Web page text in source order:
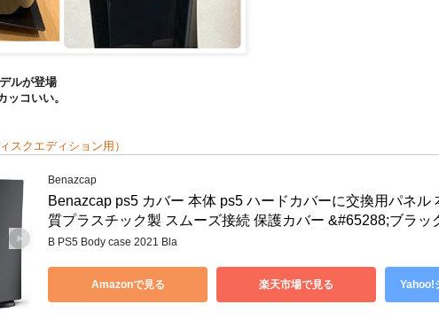
ルが登場
ッコいい。
スクエディション用）
Benazcap
Benazcap ps5 カバー 本体 ps5 ハードカバーに交換用パネル
質プラスチック製 スムーズ接続 保護カバー &#65288;ブラッ
B PS5 Body case 2021 Bla
Amazonで見る 楽天市場で見る Yahoo!